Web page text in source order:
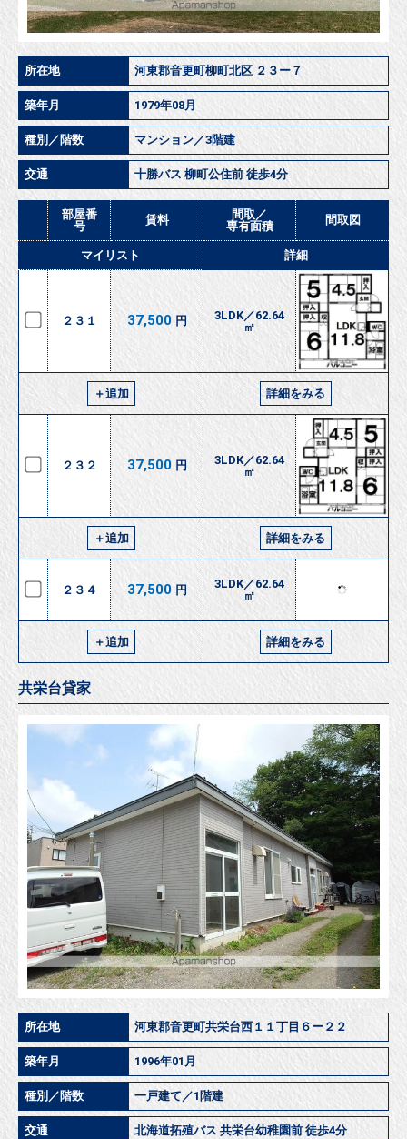
所在地 河東郡音更町柳町北区 ２３ー７
築年月 1979年08月
種別／階数 マンション／3階建
交通 十勝バス 柳町公住前 徒歩4分
部屋番
号
賃料
間取／
専有面積
間取図
マイリスト 詳細
２３１ 37,500 円
3LDK／62.64
㎡
＋追加 詳細をみる
２３２ 37,500 円
3LDK／62.64
㎡
＋追加 詳細をみる
詳細をみる
共栄台貸家
所在地 河東郡音更町共栄台西１１丁目６ー２２
築年月 1996年01月